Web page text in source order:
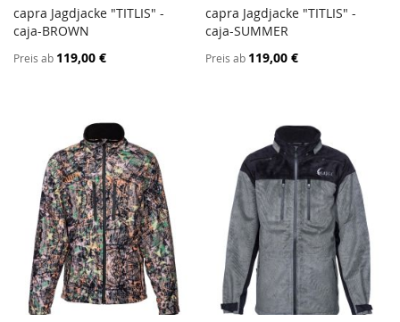
In den Warenkorb
VERGLEICHSLISTE
HINZUFÜGEN
capra Jagdjacke "TITLIS" -
caja-BROWN
Preis ab 119,00 €
In den Warenkorb
capra Jagdjacke "TITLIS" -
caja-SUMMER
Preis ab 119,00 €